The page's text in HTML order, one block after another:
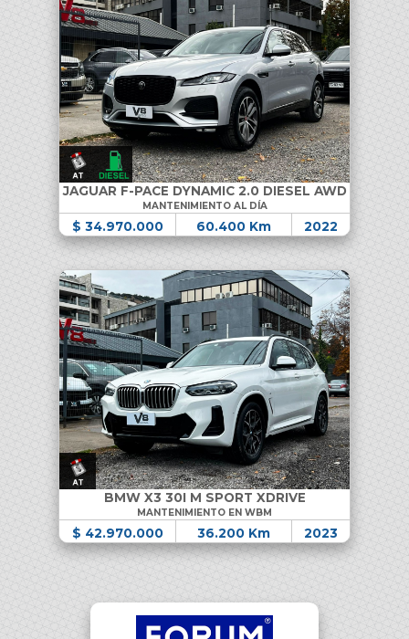
JAGUAR F-PACE DYNAMIC 2.0 DIESEL AWD
MANTENIMIENTO AL DÍA
$ 34.970.000 60.400 Km 2022
BMW X3 30I M SPORT XDRIVE
MANTENIMIENTO EN WBM
$ 42.970.000 36.200 Km 2023